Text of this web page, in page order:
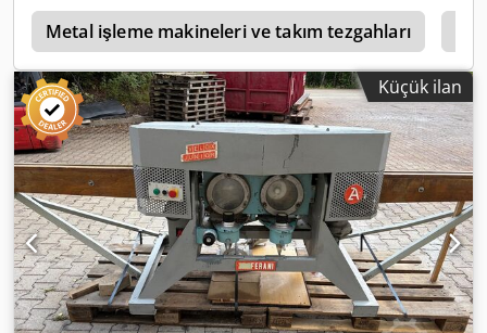
0,6 / 6 m/dak • Kurulum gücü: 27 KVA • Ağırlık: 3.600 kg • Su
haznesi dahildir.
Metal işleme makineleri ve takım tezgahları
Küçük ilan